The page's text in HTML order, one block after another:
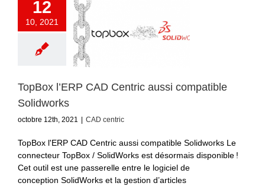
12
10, 2021
TopBox l’ERP CAD Centric aussi compatible
Solidworks
octobre 12th, 2021 CAD centric
TopBox l'ERP CAD Centric aussi compatible Solidworks Le
connecteur TopBox / SolidWorks est désormais disponible !
Cet outil est une passerelle entre le logiciel de
conception SolidWorks et la gestion d’articles